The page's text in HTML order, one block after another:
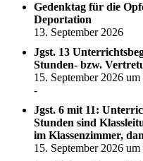
Gedenktag für die
Deportation
13. September 2026
Jgst. 13
Stunden- bzw.
15. September 2026
-
Jgst. 6 mit 11:
Stunden sind
im Klassenzimmer,
15. September 2026